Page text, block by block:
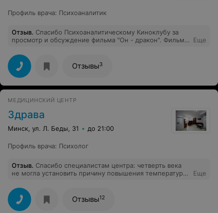
Профиль врача: Психоаналитик
Отзыв. Спасибо Психоаналитическому Киноклубу за
просмотр и обсуждение фильма "Он - дракон". Фильм
многоплановый. Спасибо Наталье, которая помогла
разобраться во всей этой многозначности!))Чувствую,
что буду ещё долго и размышлять над смыслами
просмотренного, и сравнивать с книгой. Спасибо всем
за приятную компанию на просмотре! И до новых
Еще
Отзывы3
МЕДИЦИНСКИЙ ЦЕНТР
Здрава
Минск, ул. Л. Беды, 31 до 21:00
Профиль врача: Психолог
Отзыв. Спасибо специалистам центра: четверть века
не могла установить причину повышения температуры
усталость, достал в суставах, утром просыпалась не
отдохнувшая. После диагностики и лечения чувствую
себя полноценным человеком.
Еще
Отзывы12